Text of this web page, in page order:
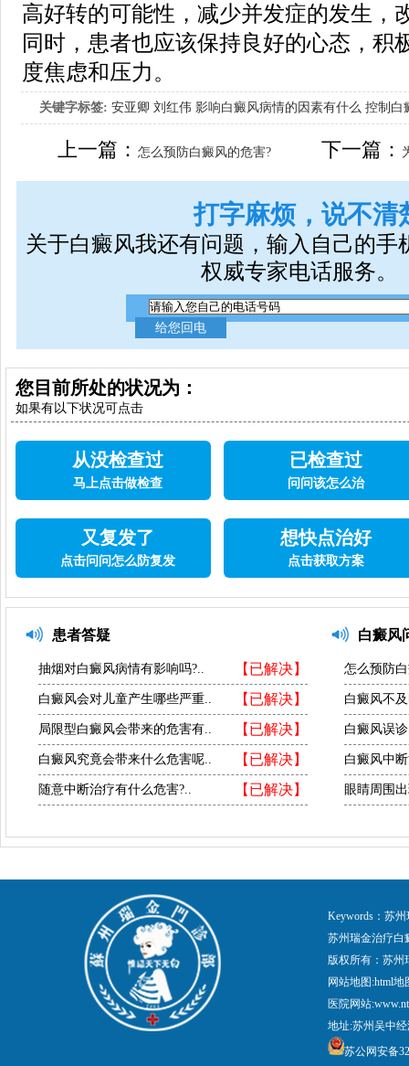
高好转的可能性，减少并发症的发生，
同时，患者也应该保持良好的心态，积
度焦虑和压力。
关键字标签: 安亚卿 刘红伟 影响白癜风病情的因素有什么 控制白
女生应该如何治疗呢
上一篇：怎么预防白癜风的危害? 下一篇：
打字麻烦，说不清
关于白癜风我还有问题，输入自己的手
权威专家电话服务。
您目前所处的状况为：
如果有以下状况可点击
从没检查过
马上点击做检查
已检查过
问问该怎么治
又复发了
点击问问怎么防复发
想快点治好
点击获取方案
患者答疑
【已解决】
抽烟对白癜风病情有影响吗?..
【已解决】
白癜风会对儿童产生哪些严重..
【已解决】
局限型白癜风会带来的危害有..
【已解决】
白癜风究竟会带来什么危害呢..
【已解决】
随意中断治疗有什么危害?..
白癜风
怎么预防
白癜风不
白癜风误
白癜风中
眼睛周围
Keywords：苏
苏州瑞金治疗白
版权所有：苏
网站地图:html地
医院网站
地址:苏州吴中
苏公网安备